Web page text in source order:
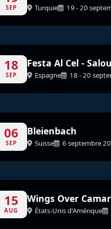
SEP Turquie 19 - 20
North American P-51D
Turkish Stars
18
SEP
Festa Al Cel - Salou
Espagne 18 - 20
Flying Dragons Team
06
SEP
Bleienbach
Suisse 6 septembre
Patrouille Suisse
15
AUG
Wings Over
États-Unis d'Amérique